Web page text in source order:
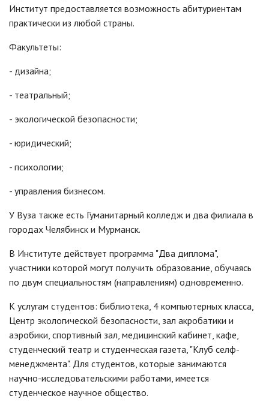
Институт предоставляется возможность абитуриентам
практически из любой страны.
Факультеты:
- дизайна;
- театральный;
- экологической безопасности;
- юридический;
- психологии;
- управления бизнесом.
У Вуза также есть Гуманитарный колледж и два филиала в
городах Челябинск и Мурманск.
В Институте действует программа "Два диплома",
участники которой могут получить образование, обучаясь
по двум специальностям (направлениям) одновременно.
К услугам студентов: библиотека, 4 компьютерных класса,
Центр экологической безопасности, зал акробатики и
аэробики, спортивный зал, медицинский кабинет, кафе,
студенческий театр и студенческая газета, "Клуб селф-
менеджмента". Для студентов, которые занимаются
научно-исследовательскими работами, имеется
студенческое научное общество.